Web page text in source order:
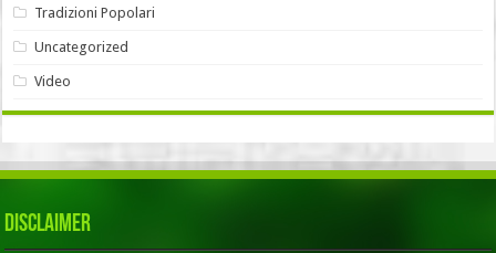
Tradizioni Popolari
Uncategorized
Video
Disclaimer